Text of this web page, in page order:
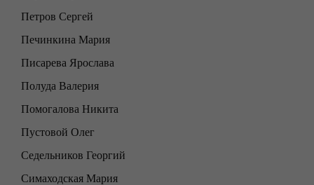
Петров Сергей
Печинкина Мария
Писарева Ярослава
Полуда Валерия
Помогалова Никита
Пустовой Олег
Седельников Георгий
Симаходская Мария